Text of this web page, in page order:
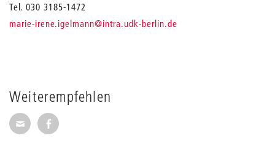
Weiterempfehlen
Seite per E-Mail weiterempfehlen
Seite auf Facebook weiterempfehlen
Tel. 030 3185-1472
marie-irene.igelmann_
@intra.udk-berlin.de